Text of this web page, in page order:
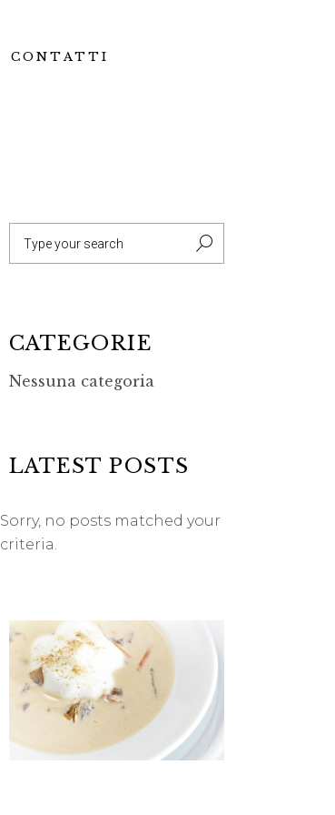
CONTATTI
Search
for:
CATEGORIE
Nessuna categoria
LATEST POSTS
Sorry, no posts matched your
criteria.